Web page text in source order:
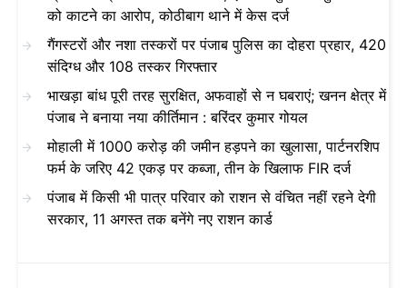
को काटने का आरोप, कोठीबाग थाने में केस दर्ज
गैंगस्टरों और नशा तस्करों पर पंजाब पुलिस का दोहरा प्रहार, 420
संदिग्ध और 108 तस्कर गिरफ्तार
भाखड़ा बांध पूरी तरह सुरक्षित, अफवाहों से न घबराएं; खनन क्षेत्र में
पंजाब ने बनाया नया कीर्तिमान : बरिंदर कुमार गोयल
मोहाली में 1000 करोड़ की जमीन हड़पने का खुलासा, पार्टनरशिप
फर्म के जरिए 42 एकड़ पर कब्जा, तीन के खिलाफ FIR दर्ज
पंजाब में किसी भी पात्र परिवार को राशन से वंचित नहीं रहने देगी
सरकार, 11 अगस्त तक बनेंगे नए राशन कार्ड